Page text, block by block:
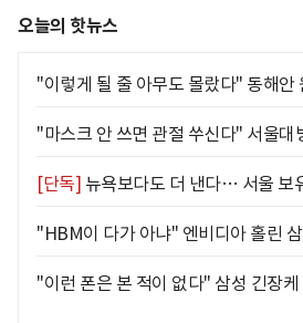
오늘의 핫뉴스
"이렇게 될 줄 아무도 몰랐다" 동해안
"마스크 안 쓰면 관절 쑤신다" 서울대
[단독] 뉴욕보다도 더 낸다… 서울 보
"HBM이 다가 아냐" 엔비디아 홀린
"이런 폰은 본 적이 없다" 삼성 긴장